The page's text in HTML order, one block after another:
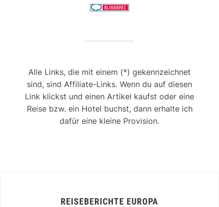
Alle Links, die mit einem (*) gekennzeichnet
sind, sind Affiliate-Links. Wenn du auf diesen
Link klickst und einen Artikel kaufst oder eine
Reise bzw. ein Hotel buchst, dann erhalte ich
dafür eine kleine Provision.
REISEBERICHTE EUROPA